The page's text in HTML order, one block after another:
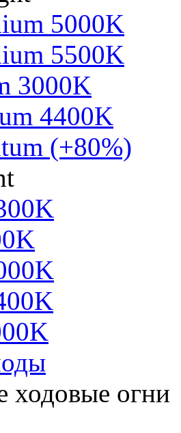
5000K
5500K
3000K
4400K
(+80%)
ходовые огни